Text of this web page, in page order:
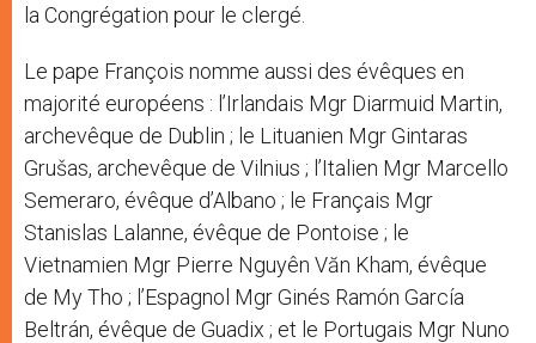
la Congrégation pour le clergé.
Le pape François nomme aussi des évêques en
majorité européens : l’Irlandais Mgr Diarmuid Martin,
archevêque de Dublin ; le Lituanien Mgr Gintaras
Grušas, archevêque de Vilnius ; l’Italien Mgr Marcello
Semeraro, évêque d’Albano ; le Français Mgr
Stanislas Lalanne, évêque de Pontoise ; le
Vietnamien Mgr Pierre Nguyên Văn Kham, évêque
de My Tho ; l’Espagnol Mgr Ginés Ramón García
Beltrán, évêque de Guadix ; et le Portugais Mgr Nuno